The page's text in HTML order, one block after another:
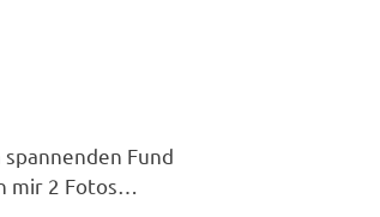
Fund
mir 2 Fotos…